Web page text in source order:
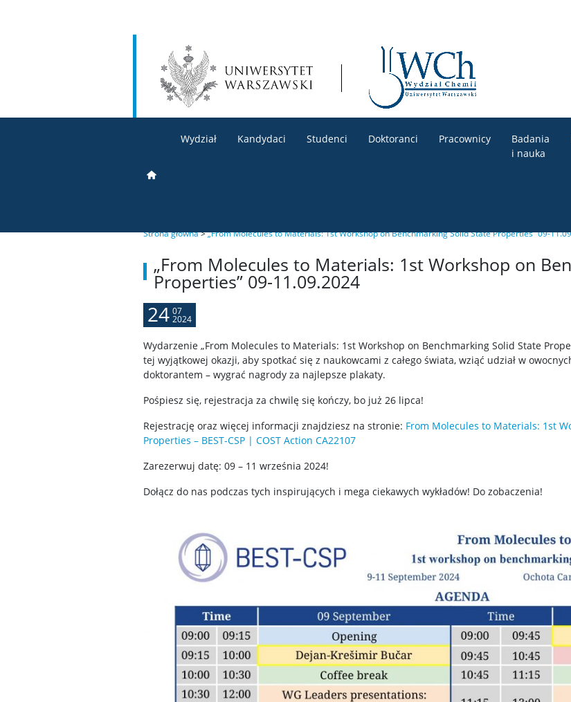
Wydział Kandydaci Studenci Doktoranci Pracownicy
Badania
i nauka
Strona główna>„From Molecules to Materials: 1st Workshop on Benchmarking Solid State Properties” 09-
„From Molecules to Materials: 1st Workshop on
Properties” 09-11.09.2024
24 07
2024
Wydarzenie „From Molecules to Materials: 1st Workshop on Benchmarking Solid State
tej wyjątkowej okazji, aby spotkać się z naukowcami z całego świata, wziąć udział w
doktorantem – wygrać nagrody za najlepsze plakaty.
Pośpiesz się, rejestracja za chwilę się kończy, bo już 26 lipca!
Rejestrację oraz więcej informacji znajdziesz na stronie: From Molecules to Materials: 1st
Properties – BEST-CSP | COST Action CA22107
Zarezerwuj datę: 09 – 11 września 2024!
Dołącz do nas podczas tych inspirujących i mega ciekawych wykładów! Do zobaczenia!